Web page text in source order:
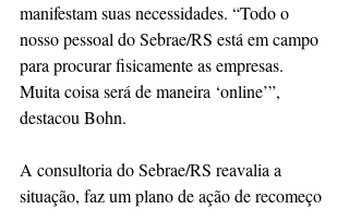
manifestam suas necessidades. “Todo o
nosso pessoal do Sebrae/RS está em campo
para procurar fisicamente as empresas.
Muita coisa será de maneira ‘online’”,
destacou Bohn.
A consultoria do Sebrae/RS reavalia a
situação, faz um plano de ação de recomeço